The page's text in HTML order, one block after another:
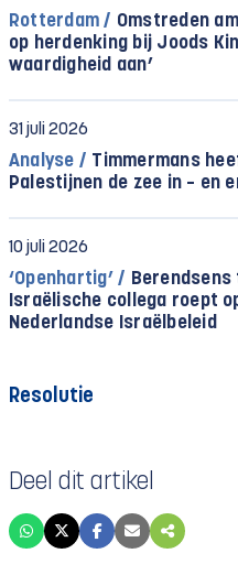
Rotterdam / Omstreden
op herdenking bij Joods
waardigheid aan’
31 juli 2026
Analyse / Timmermans
Palestijnen de zee in – en
10 juli 2026
‘Openhartig’ /
Israëlische collega roept
Nederlandse Israëlbeleid
Resolutie
Deel dit artikel